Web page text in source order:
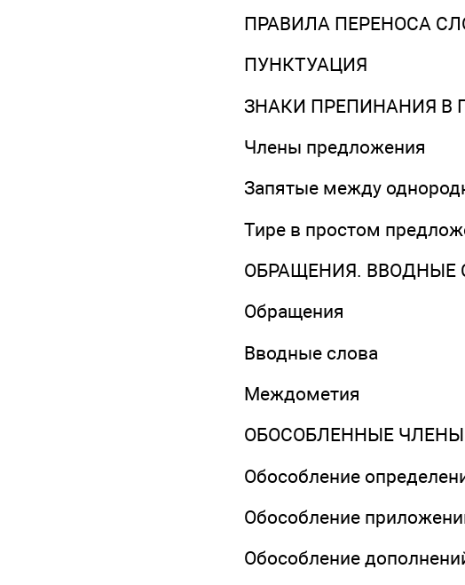
ПРАВИЛА ПЕРЕНОСА
ПУНКТУАЦИЯ
ЗНАКИ ПРЕПИНАНИЯ
Члены предложения
Запятые между
Тире в простом
ОБРАЩЕНИЯ.
Обращения
Вводные слова
Междометия
ОБОСОБЛЕННЫЕ
Обособление
Обособление
Обособление